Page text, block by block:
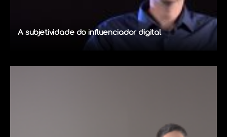
A subjetividade do influenciador digital